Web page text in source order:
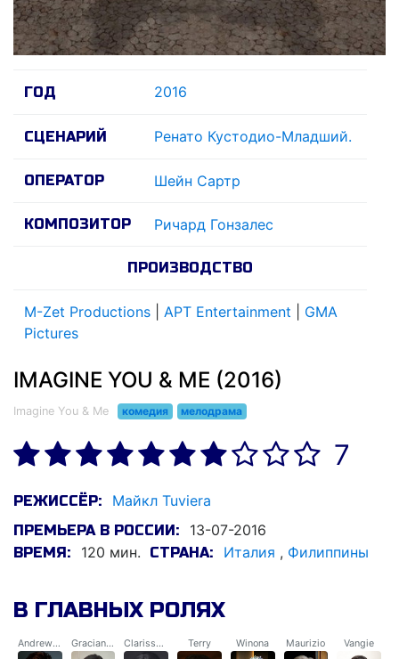
ГОД 2016
СЦЕНАРИЙ Ренато Кустодио-Младший.
ОПЕРАТОР Шейн Сартр
КОМПОЗИТОР Ричард Гонзалес
ПРОИЗВОДСТВО
M-Zet Productions APT Entertainment
GMA
Pictures
IMAGINE YOU & ME (2016)
Imagine You & Me комедия мелодрама
7
РЕЖИССЁР: Майкл Tuviera
ПРЕМЬЕРА В РОССИИ: 13-07-2016
ВРЕМЯ: 120 мин. СТРАНА: Италия , Филиппины
В ГЛАВНЫХ РОЛЯХ
Andrew Garcia Graciana "Gara" Malinao Clarissa / "Isay" Terry Winona Maurizio Vangie